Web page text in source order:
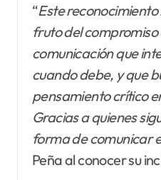
“Este reconocimiento
fruto del
comunicación que
cuando debe, y que
pensamiento crítico
Gracias a quienes
forma de comunicar
Peña al conocer su